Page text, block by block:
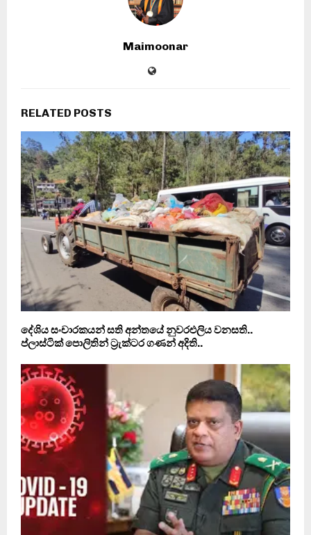
Maimoonar
RELATED POSTS
දේශිය සංචාරකයන් සති අන්තයේ නුවරඑලිය වනසති..
ප්ලාස්ටික් පොලිතින් ට‍්‍රැක්ටර ගණන් අදිති..